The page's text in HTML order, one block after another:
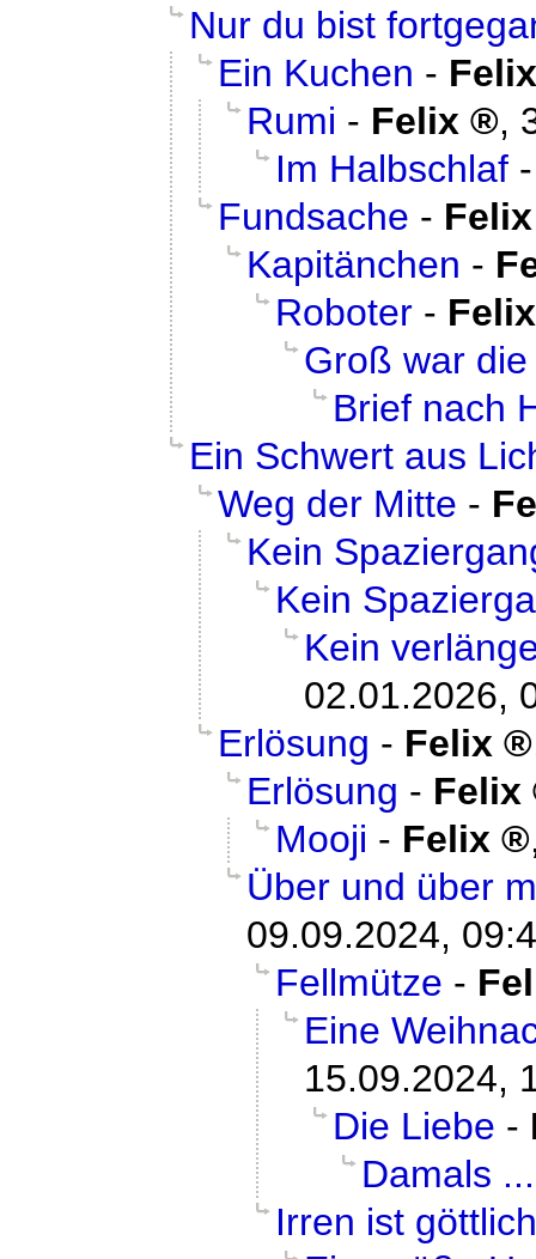
Nur du bist
Ein Kuchen - Felix
Rumi - Felix ,
Im Halbschlaf
Fundsache - Felix
Kapitänchen -
Roboter - Felix
Groß war
Brief nach
Ein Schwert aus
Weg der Mitte -
Kein
Kein
Kein
02.01.2026,
Erlösung - Felix
Erlösung - Felix
Mooji - Felix
Über und über
09.09.2024,
Fellmütze -
Eine
15.09.2024,
Die Liebe -
Damals ...
Irren ist göttlich